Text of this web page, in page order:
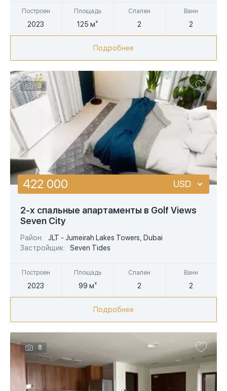
Построен
2023
Площадь
125 м²
Спален
2
Ванн
2
Подробнее
3
2-х спальные апартаменты в Golf Views
Seven City
Район:
JLT - Jumeirah Lakes Towers, Dubai
Застройщик:
Seven Tides
Построен
2023
Площадь
99 м²
Спален
2
Ванн
2
422 000 USD
USD
Подробнее
8